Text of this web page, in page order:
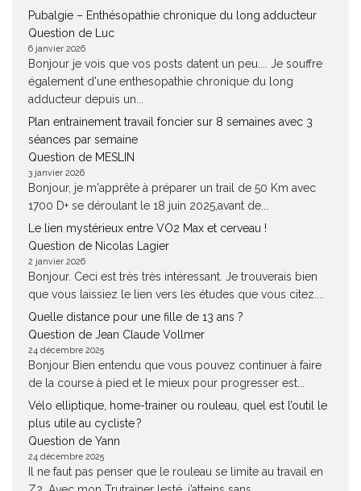
Pubalgie – Enthésopathie chronique du long adducteur
Question de Luc
6 janvier 2026
Bonjour je vois que vos posts datent un peu.... Je souffre
également d'une enthesopathie chronique du long
adducteur depuis un...
Plan entrainement travail foncier sur 8 semaines avec 3
séances par semaine
Question de MESLIN
3 janvier 2026
Bonjour, je m'apprête à préparer un trail de 50 Km avec
1700 D+ se déroulant le 18 juin 2025,avant de...
Le lien mystérieux entre VO2 Max et cerveau !
Question de Nicolas Lagier
2 janvier 2026
Bonjour. Ceci est très très intéressant. Je trouverais bien
que vous laissiez le lien vers les études que vous citez....
Quelle distance pour une fille de 13 ans ?
Question de Jean Claude Vollmer
24 décembre 2025
Bonjour Bien entendu que vous pouvez continuer à faire
de la course à pied et le mieux pour progresser est...
Vélo elliptique, home-trainer ou rouleau, quel est l’outil le
plus utile au cycliste ?
Question de Yann
24 décembre 2025
Il ne faut pas penser que le rouleau se limite au travail en